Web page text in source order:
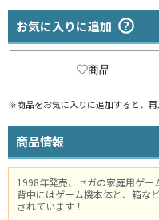
お気に入りに追加
商品
※商品をお気に入りに追加すると、再
商品情報
1998年発売、セガの家庭用ゲー
背中にはゲーム機本体と、箱な
されています！